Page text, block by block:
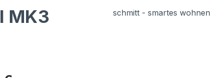
MK3 schmitt - smartes wohnen